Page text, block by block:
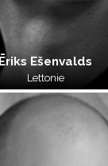
Ēriks Ešenvalds
Lettonie